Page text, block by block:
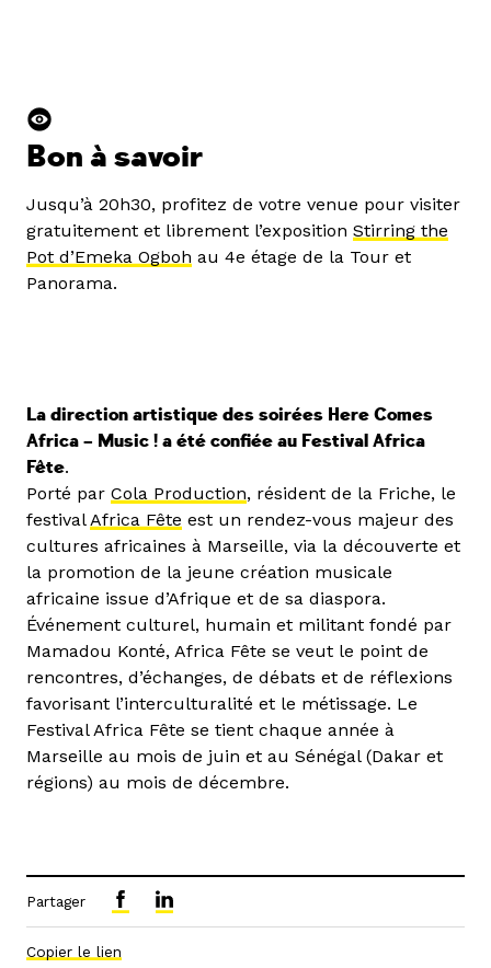
Bon à savoir
Jusqu’à 20h30, profitez de votre venue pour visiter
gratuitement et librement l’exposition Stirring the
Pot d’Emeka Ogboh au 4e étage de la Tour et
Panorama.
La direction artistique des soirées Here Comes
Africa – Music ! a été confiée au Festival Africa
Fête.
Porté par Cola Production, résident de la Friche, le
festivalAfrica Fête est un rendez-vous majeur des
cultures africaines à Marseille, via la découverte et
la promotion de la jeune création musicale
africaine issue d’Afrique et de sa diaspora.
Événement culturel, humain et militant fondé par
Mamadou Konté, Africa Fête se veut le point de
rencontres, d’échanges, de débats et de réflexions
favorisant l’interculturalité et le métissage. Le
Festival Africa Fête se tient chaque année à
Marseille au mois de juin et au Sénégal (Dakar et
régions) au mois de décembre.
Partager
Copier le lien